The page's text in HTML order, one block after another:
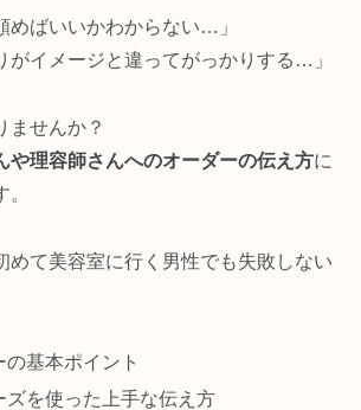
めばいいかわからない…」
がイメージと違ってがっかりする…」
ませんか？
や理容師さんへのオーダーの伝え方に
めて美容室に行く男性でも失敗しない
基本ポイント
ズを使った上手な伝え方